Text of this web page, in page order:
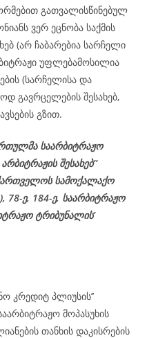
გათვალისწინებულ
ვერ ეცნობა საქმის
(არ ჩაბარებია სარჩელი
უფლებამოსილია
(სარჩელისა და
გავრცელების შესახებ,
გზით.
საარბიტრაჟო
შესახებ’’
სამოქალაქო
78-ე, 184-ე, საარბიტრაჟო
ტრიბუნალის’
კრედიტ პლიუსის’’
მოპასუხის
თანხის დაკისრების